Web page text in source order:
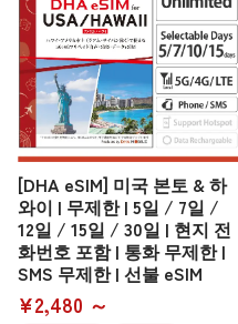
[DHA eSIM] 미국 본토 & 하
와이 | 무제한 | 5일 / 7일 /
12일 / 15일 / 30일 | 현지 전
화번호 포함 | 통화 무제한 |
SMS 무제한 | 선불 eSIM
¥2,480 ～